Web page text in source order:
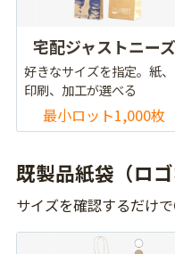
宅配ジャストニーズ
好きなサイズを指定。紙、
印刷、加工が選べる
最小ロット1,000枚
既製品紙袋（ロゴ
サイズを確認するだけ